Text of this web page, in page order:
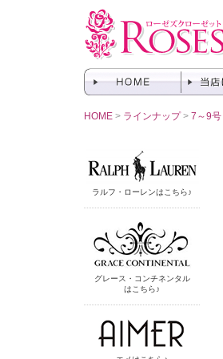
HOME > ラインナップ> 7～9号
ラルフ・ローレンはこちら♪
グレース・コンチネンタル
はこちら♪